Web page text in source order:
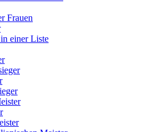
Frauen
einer Liste